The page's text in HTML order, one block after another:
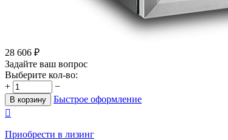
28 606 ₽
Задайте ваш вопрос
Выберите кол-во:
+
−
В корзину
Быстрое оформление

Приобрести в лизинг